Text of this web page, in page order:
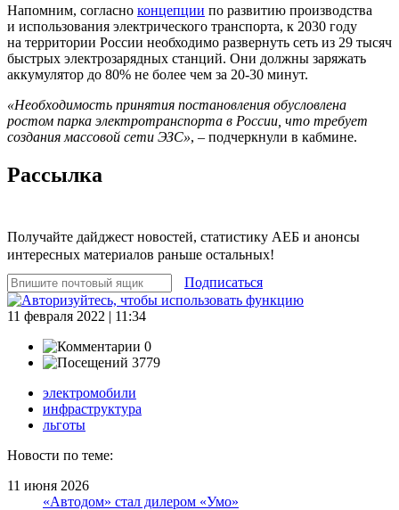
Напомним, согласно концепции по развитию производства
и использования электрического транспорта, к 2030 году
на территории России необходимо развернуть сеть из 29 тысяч
быстрых электрозарядных станций. Они должны заряжать
аккумулятор до 80% не более чем за 20-30 минут.
«Необходимость принятия постановления обусловлена
ростом парка электротранспорта в России, что требует
создания массовой сети ЭЗС», – подчеркнули в кабмине.
Рассылка
Получайте дайджест новостей, статистику АЕБ и анонсы
интересных материалов раньше остальных!
Подписаться
11 февраля 2022 | 11:34
0
3779
электромобили
инфраструктура
льготы
Новости по теме:
11 июня 2026
«Автодом» стал дилером «Умо»